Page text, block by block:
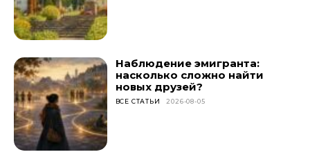
Наблюдение эмигранта:
насколько сложно найти
новых друзей?
ВСЕ СТАТЬИ 2026-08-05